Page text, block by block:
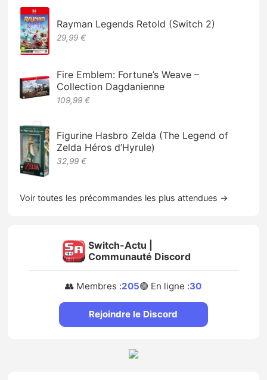
Rayman Legends Retold (Switch 2)
29,99 €
Fire Emblem: Fortune’s Weave –
Collection Dagdanienne
109,99 €
Figurine Hasbro Zelda (The Legend of
Zelda Héros d’Hyrule)
32,99 €
Voir toutes les précommandes les plus attendues →
Switch-Actu |
Communauté Discord
👥 Membres :205🟢 En ligne :30
Rejoindre le Discord